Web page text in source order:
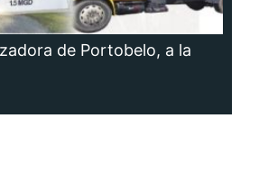
de Portobelo, a la